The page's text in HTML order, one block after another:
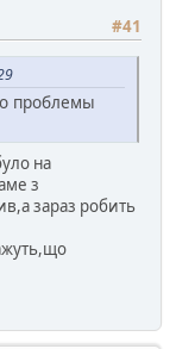
#41
проблемы
на
з
зараз робить